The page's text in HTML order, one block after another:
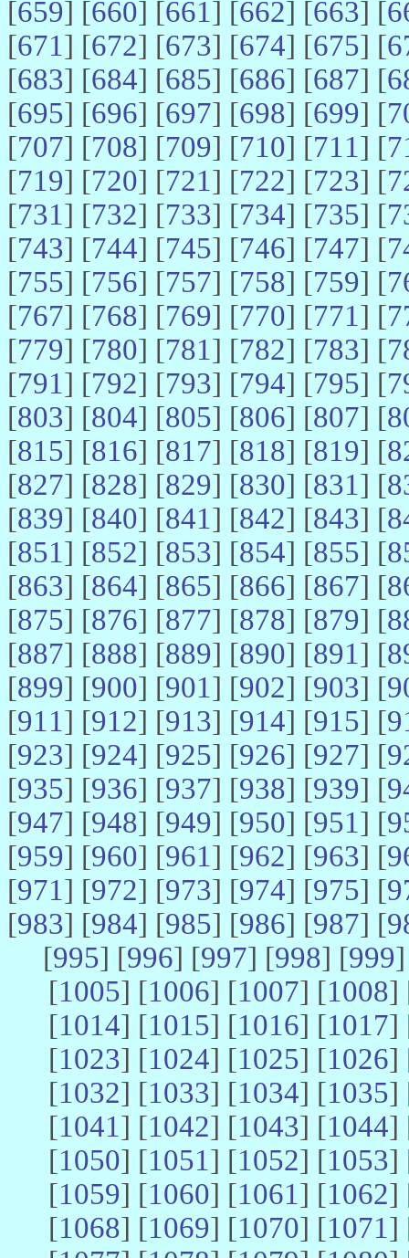
[659] [660] [661] [662] [663] [
[671] [672] [673] [674] [675] [
[683] [684] [685] [686] [687] [
[695] [696] [697] [698] [699] [
[707] [708] [709] [710] [711] [
[719] [720] [721] [722] [723] [
[731] [732] [733] [734] [735] [
[743] [744] [745] [746] [747] [
[755] [756] [757] [758] [759] [
[767] [768] [769] [770] [771] [
[779] [780] [781] [782] [783] [
[791] [792] [793] [794] [795] [
[803] [804] [805] [806] [807] [
[815] [816] [817] [818] [819] [
[827] [828] [829] [830] [831] [
[839] [840] [841] [842] [843] [
[851] [852] [853] [854] [855] [
[863] [864] [865] [866] [867] [
[875] [876] [877] [878] [879] [
[887] [888] [889] [890] [891] [
[899] [900] [901] [902] [903] [
[911] [912] [913] [914] [915] [
[923] [924] [925] [926] [927] [
[935] [936] [937] [938] [939] [
[947] [948] [949] [950] [951] [
[959] [960] [961] [962] [963] [
[971] [972] [973] [974] [975] [
[983] [984] [985] [986] [987] [
[995] [996] [997] [998] [999
[1005] [1006] [1007] [1008]
[1014] [1015] [1016] [1017]
[1023] [1024] [1025] [1026]
[1032] [1033] [1034] [1035]
[1041] [1042] [1043] [1044]
[1050] [1051] [1052] [1053]
[1059] [1060] [1061] [1062]
[1068] [1069] [1070] [1071]